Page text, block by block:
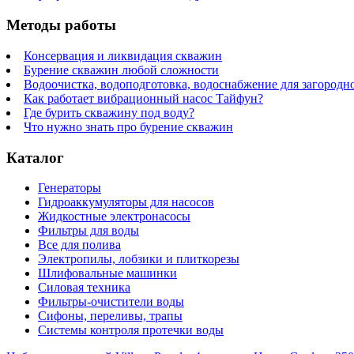
Методы работы
Консервация и ликвидация скважин
Бурение скважин любой сложности
Водоочистка, водоподготовка, водоснабжение для
Как работает вибрационный насос Тайфун?
Где бурить скважину под воду?
Что нужно знать про бурение скважин
Каталог
Генераторы
Гидроаккумуляторы для насосов
Жидкостные электронасосы
Фильтры для воды
Все для полива
Электропилы, лобзики и плиткорезы
Шлифовальные машинки
Силовая техника
Фильтры-очистители воды
Сифоны, переливы, трапы
Системы контроля протечки воды